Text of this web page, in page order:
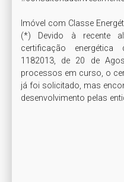
Imóvel com Classe
(*) Devido à recente
certificação energética
1182013, de 20 de
processos em curso, o
já foi solicitado, mas
desenvolvimento pelas